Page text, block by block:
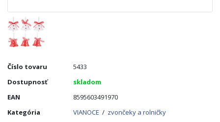
Číslo tovaru
5433
Dostupnosť
skladom
EAN
8595603491970
Kategória
VIANOCE / zvončeky a rolničky